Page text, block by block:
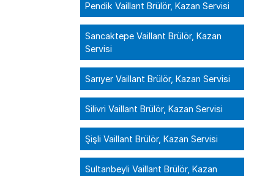
Pendik Vaillant Brülör, Kazan Servisi
Sancaktepe Vaillant Brülör, Kazan
Servisi
Sarıyer Vaillant Brülör, Kazan Servisi
Silivri Vaillant Brülör, Kazan Servisi
Şişli Vaillant Brülör, Kazan Servisi
Sultanbeyli Vaillant Brülör, Kazan